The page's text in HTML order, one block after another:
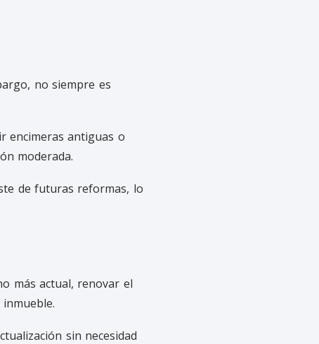
no siempre es
encimeras antiguas o
moderada.
de futuras reformas, lo
más actual, renovar el
sin necesidad